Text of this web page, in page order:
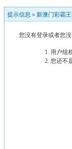
提示信息 » 新澳门彩霸
您没有登录或者您
用户组
您还不